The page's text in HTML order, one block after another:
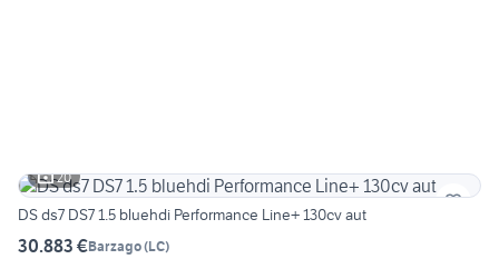
20
DS ds7 DS7 1.5 bluehdi Performance Line+ 130cv aut
30.883 €Barzago(LC)